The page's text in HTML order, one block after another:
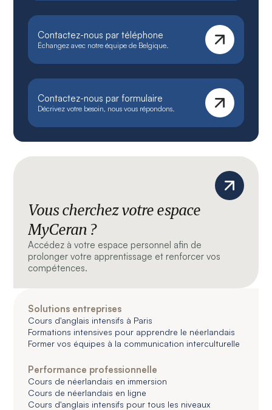
Contactez-nous par téléphone
Échangez avec notre équipe de Belgique.
Contactez-nous par formulaire
Décrivez votre besoin, nous vous répondons.
Vous cherchez votre espace
MyCeran ?
Accédez à votre espace personnel afin de
prolonger votre apprentissage et renforcer vos
compétences.
Solutions entreprises
Cours d'anglais intensifs à Paris
Formations intensives pour apprendre le néerlandais
Former vos équipes à la communication interculturelle
Performance professionnelle
Cours de néerlandais en immersion
Cours de néerlandais en ligne
Cours d'anglais intensifs pour tous les niveaux